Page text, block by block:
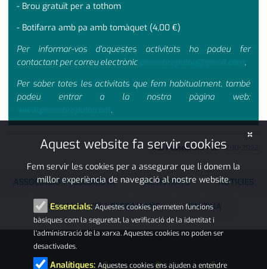
- Brou gratuït per a tothom
- Botifarra amb pa amb tomàquet (4,00 €)
Per informar-vos d'aquestes activitats ho podeu fer
contactant per correu electrònic
,
Per saber totes les activitats que fem habitualment, també
podeu entrar a la nostra pàgina web:
.
Ass Pessebrista PsiP12
ASSOCIACIÓ PESSEBRISTA ACTIVITATS NOTÍCIES
PALAU-SOLITÀ I PLEGAMANS L'ALZINA
×
Aquest website fa servir cookies
Fem servir les cookies per a assegurar que li donem la
millor experiència de navegació al nostre website.
Essencials: Aquestes cookies permeten funcions
bàsiques com la seguretat, la verificació de la identitat i
l'administració de la xarxa. Aquestes cookies no poden ser
desactivades.
Analítiques: Aquestes cookies ens ajuden a entendre